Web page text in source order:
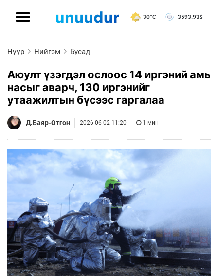
30°C 3593.93$
Нүүр Нийгэм Бусад
Аюулт үзэгдэл ослоос 14 иргэний амь
насыг аварч, 130 иргэнийг
утаажилтын бүсээс гаргалаа
Д.Баяр-Отгон 2026-06-02 11:20 1 мин